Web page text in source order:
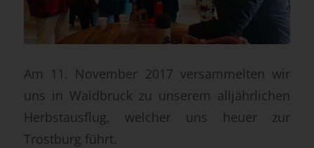
Am 11. November 2017 versammelten wir
uns in Waidbruck zu unserem alljährlichen
Herbstausflug, welcher uns heuer zur
Trostburg führt.